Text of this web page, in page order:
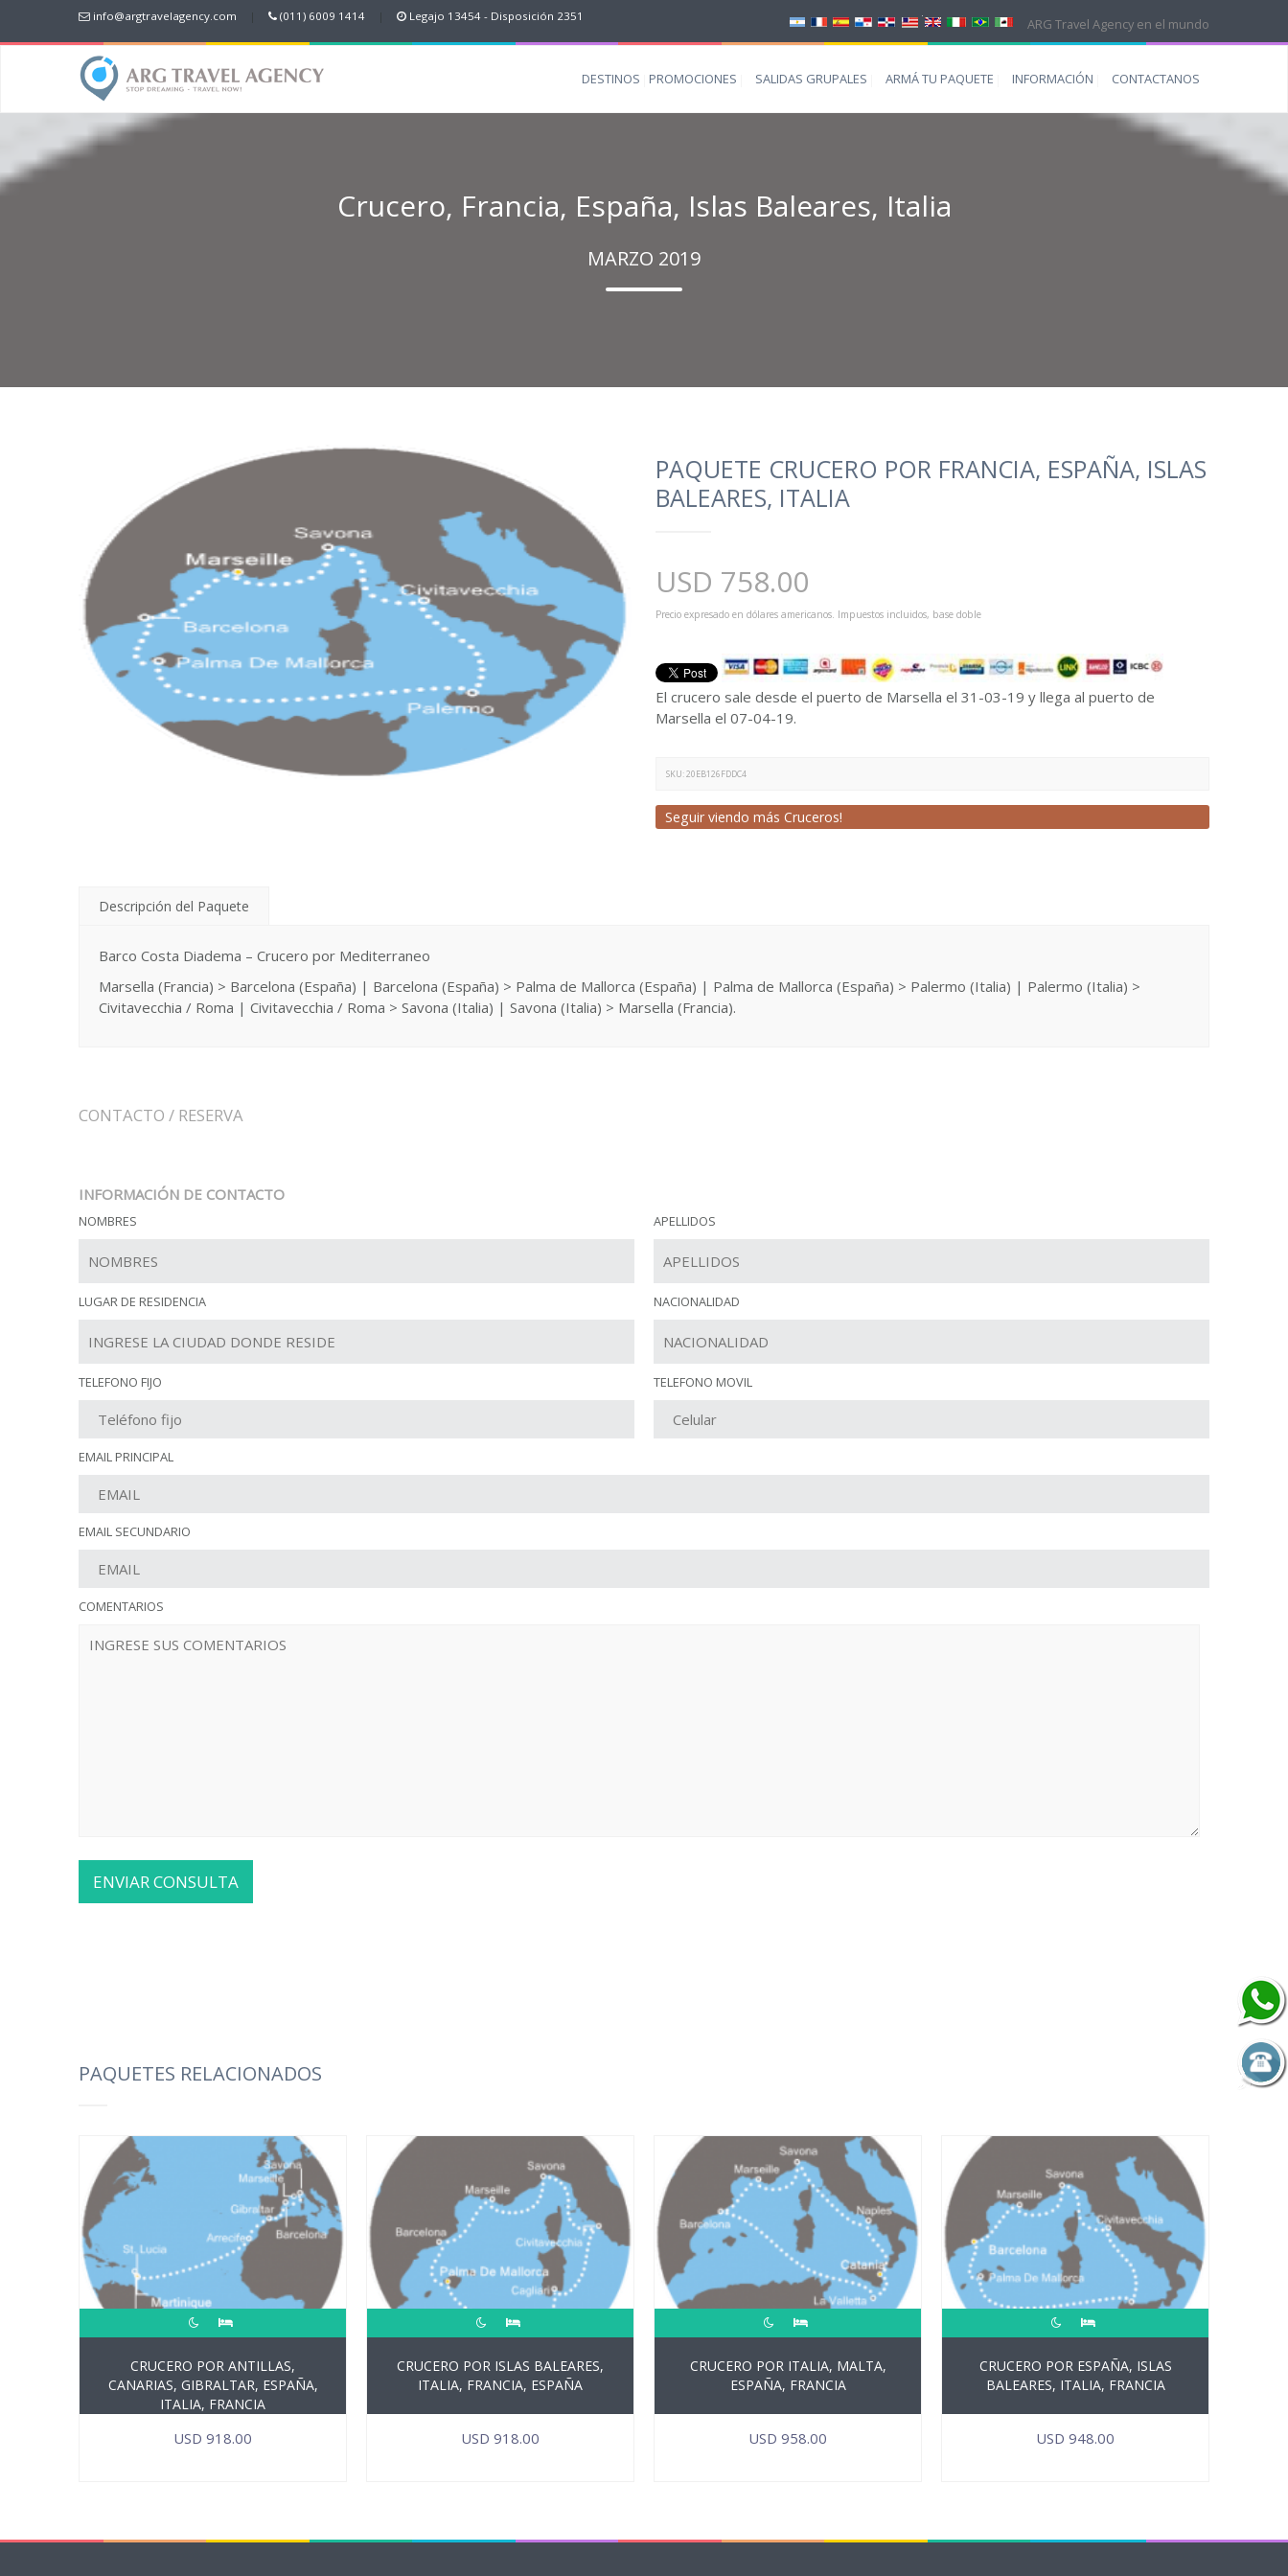
info@argtravelagency.com (011) 6009 1414 Legajo 13454 - Disposición 2351 ARG Travel Agency en el mundo
DESTINOS PROMOCIONES SALIDAS GRUPALES ARMÁ TU PAQUETE INFORMACIÓN CONTACTANOS
Crucero, Francia, España, Islas Baleares, Italia
MARZO 2019
PAQUETE CRUCERO POR FRANCIA, ESPAÑA, ISLAS
BALEARES, ITALIA
USD 758.00
Precio expresado en dólares americanos. Impuestos incluidos, base doble
El crucero sale desde el puerto de Marsella el 31-03-19 y llega al puerto de
Marsella el 07-04-19.
SKU:20EB126FDDC4
Seguir viendo más Cruceros!
Descripción del Paquete
Barco Costa Diadema – Crucero por Mediterraneo
Marsella (Francia) > Barcelona (España) | Barcelona (España) > Palma de Mallorca (España) | Palma de Mallorca (España) > Palermo (Italia) | Palermo (Italia) >
Civitavecchia / Roma | Civitavecchia / Roma > Savona (Italia) | Savona (Italia) > Marsella (Francia).
CONTACTO / RESERVA
INFORMACIÓN DE CONTACTO
NOMBRES APELLIDOS
LUGAR DE RESIDENCIA NACIONALIDAD
TELEFONO FIJO TELEFONO MOVIL
EMAIL PRINCIPAL
EMAIL SECUNDARIO
COMENTARIOS
PAQUETES RELACIONADOS
CRUCERO POR ANTILLAS,
CANARIAS, GIBRALTAR, ESPAÑA,
ITALIA, FRANCIA
USD 918.00
CRUCERO POR ISLAS BALEARES,
ITALIA, FRANCIA, ESPAÑA
USD 918.00
CRUCERO POR ITALIA, MALTA,
ESPAÑA, FRANCIA
USD 958.00
CRUCERO POR ESPAÑA, ISLAS
BALEARES, ITALIA, FRANCIA
USD 948.00